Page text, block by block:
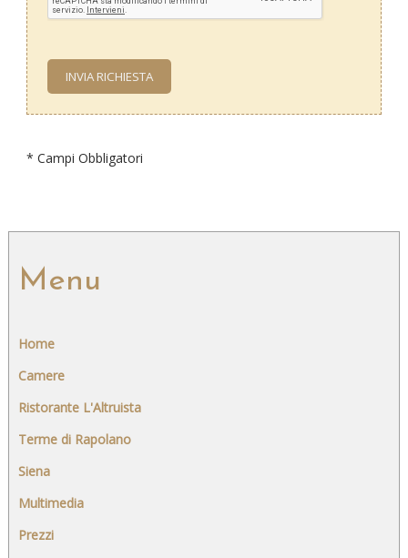
* Campi Obbligatori
Home
Camere
Ristorante L'Altruista
Terme di Rapolano
Siena
Multimedia
Prezzi